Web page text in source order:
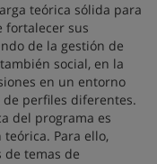
teórica sólida para
fortalecer sus
de la gestión de
social, en la
en un entorno
perfiles diferentes.
del programa es
Para ello,
temas de